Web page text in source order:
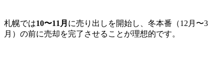
札幌では10〜11月 に売り出しを開始し、冬本番（12月〜3
月）の前に売却を完了させることが理想的です。